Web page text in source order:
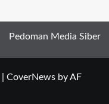
Pedoman Media Siber
CoverNewsby AF